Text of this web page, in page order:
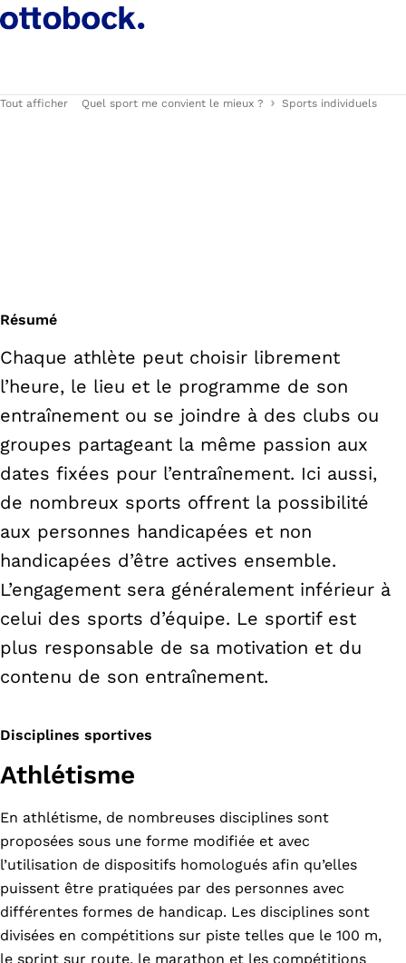
Tout afficher Quel sport me convient le mieux ? Sports individuels
Résumé
Chaque athlète peut choisir librement
l’heure, le lieu et le programme de son
entraînement ou se joindre à des clubs ou
groupes partageant la même passion aux
dates fixées pour l’entraînement. Ici aussi,
de nombreux sports offrent la possibilité
aux personnes handicapées et non
handicapées d’être actives ensemble.
L’engagement sera généralement inférieur à
celui des sports d’équipe. Le sportif est
plus responsable de sa motivation et du
contenu de son entraînement.
Disciplines sportives
Athlétisme
En athlétisme, de nombreuses disciplines sont
proposées sous une forme modifiée et avec
l’utilisation de dispositifs homologués afin qu’elles
puissent être pratiquées par des personnes avec
différentes formes de handicap. Les disciplines sont
divisées en compétitions sur piste telles que le 100 m,
le sprint sur route, le marathon et les compétitions